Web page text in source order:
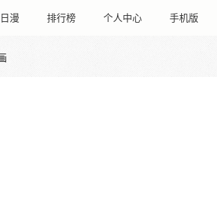
日漫 排行榜 个人中心 手机版